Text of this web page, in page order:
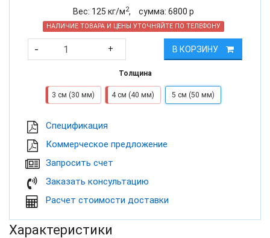
Вес: 125 кг/м2, cумма: 6800 р
НАЛИЧИЕ ТОВАРА И ЦЕНЫ УТОЧНЯЙТЕ ПО ТЕЛЕФОНУ
- + В КОРЗИНУ
Толщина
3 см (30 мм) 4 см (40 мм) 5 см (50 мм)
Cпецификация
Коммерческое предложение
Запросить счет
Заказать консультацию
Расчет стоимости доставки
Характеристики